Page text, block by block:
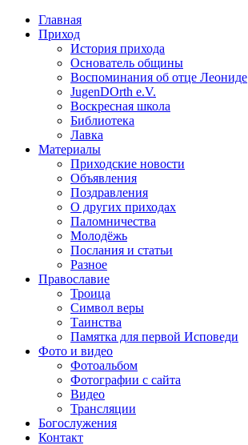
Главная
Приход
История прихода
Основатель общины
Воспоминания об отце Леониде
JugenDOrth e.V.
Воскресная школа
Библиотека
Лавка
Материалы
Приходские новости
Объявления
Поздравления
О других приходах
Паломничества
Молодёжь
Послания и статьи
Разное
Православие
Троица
Символ веры
Таинства
Памятка для первой Исповеди
Фото и видео
Фотоальбом
Фотографии с сайта
Видео
Трансляции
Богослужения
Контакт